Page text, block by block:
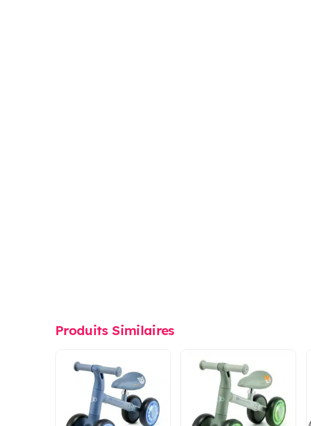
Produits Similaires